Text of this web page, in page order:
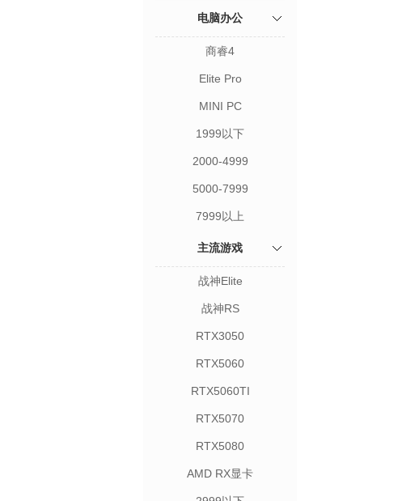
电脑办公
商睿4
Elite Pro
MINI PC
1999以下
2000-4999
5000-7999
7999以上
主流游戏
战神Elite
战神RS
RTX3050
RTX5060
RTX5060TI
RTX5070
RTX5080
AMD RX显卡